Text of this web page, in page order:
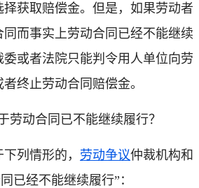
获取赔偿金。但是，如果劳动者
而事实上劳动合同已经不能继续
或者法院只能判令用人单位向劳
终止劳动合同赔偿金。
列情形的， 劳动争议仲裁机构和
已经不能继续履行”：